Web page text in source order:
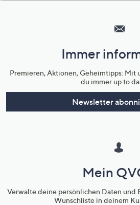
Immer
Premieren, Aktionen, Geheimtipps: Mit
du immer up to
Newsletter
Mein
Verwalte deine persönlichen Daten und
Wunschliste in deinem